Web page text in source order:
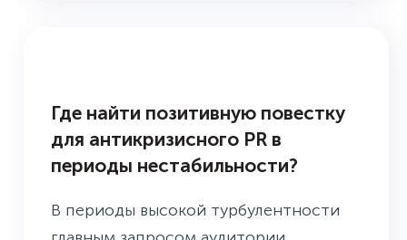
Где найти позитивную повестку
для антикризисного PR в
периоды нестабильности?
В периоды высокой турбулентности